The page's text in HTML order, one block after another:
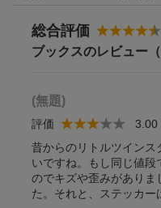
総合評価
ブックスのレビュー（
(無題)
評価 3.00
昔からのリトルツイン
いですね。もし同じ値
のでキズや歪みがあり
た。それと、ステッカ